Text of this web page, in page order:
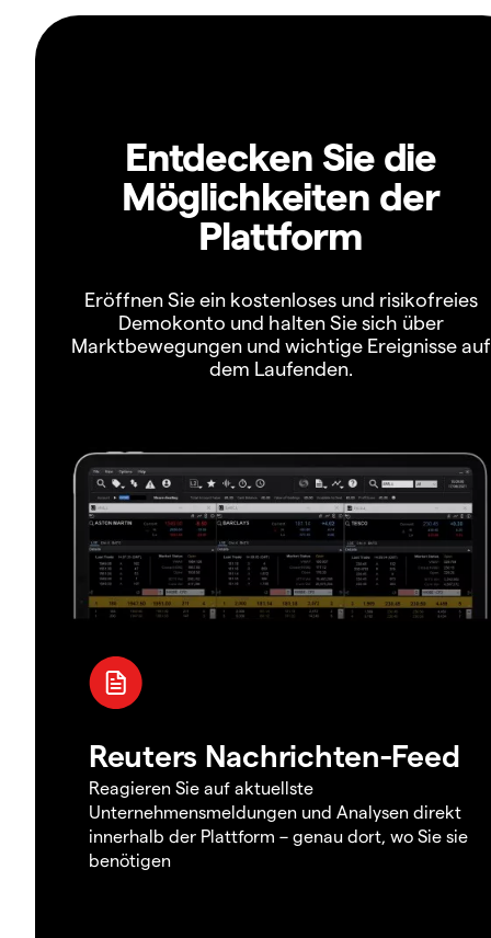
Entdecken Sie die
Möglichkeiten der
Plattform
Eröffnen Sie ein kostenloses und risikofreies
Demokonto und halten Sie sich über
Marktbewegungen und wichtige Ereignisse auf
dem Laufenden.
Reuters Nachrichten-Feed
Reagieren Sie auf aktuellste
Unternehmensmeldungen und Analysen direkt
innerhalb der Plattform – genau dort, wo Sie sie
benötigen